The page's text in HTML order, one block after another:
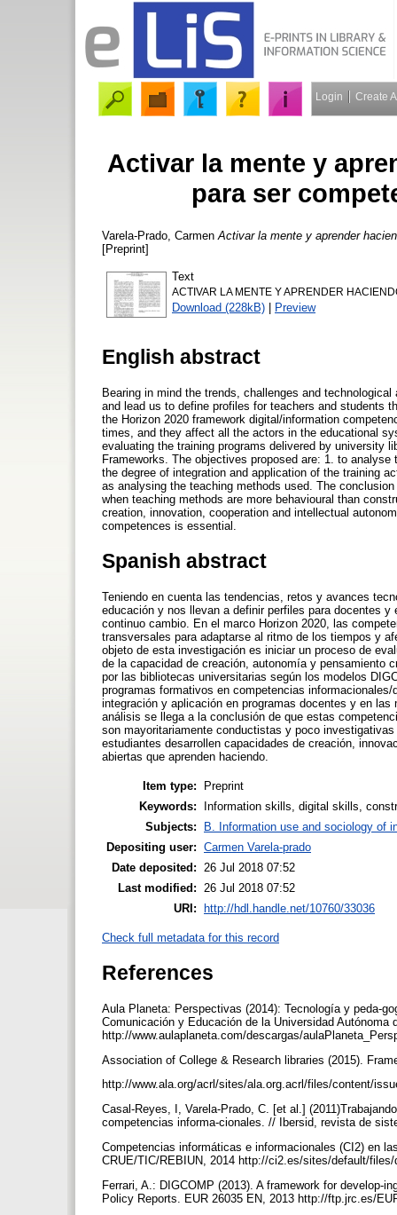
Login Create
Activar la mente y
para ser
Varela-Prado, Carmen Activar la mente y aprender
[Preprint]
Text
ACTIVAR LA MENTE Y APRENDER
Download (228kB) | Preview
English abstract
Bearing in mind the trends, challenges and
and lead us to define profiles for teachers and students
the Horizon 2020 framework digital/information
times, and they affect all the actors in the educational
evaluating the training programs delivered by university
Frameworks. The objectives proposed are: 1. to
the degree of integration and application of the training
as analysing the teaching methods used. The
when teaching methods are more behavioural than
creation, innovation, cooperation and intellectual
competences is essential.
Spanish abstract
Teniendo en cuenta las tendencias, retos y avances
educación y nos llevan a definir perfiles para docentes
continuo cambio. En el marco Horizon 2020, las
transversales para adaptarse al ritmo de los tiempos y
objeto de esta investigación es iniciar un proceso de
de la capacidad de creación, autonomía y pensamiento
por las bibliotecas universitarias según los modelos
programas formativos en competencias
integración y aplicación en programas docentes y en
análisis se llega a la conclusión de que estas
son mayoritariamente conductistas y poco
estudiantes desarrollen capacidades de creación,
abiertas que aprenden haciendo.
Item type:
Preprint
Keywords:
Information skills, digital skills,
Subjects:
B. Information use and sociology of
Depositing user: Carmen Varela-prado
Date deposited:
26 Jul 2018 07:52
Last modified:
26 Jul 2018 07:52
URI:
http://hdl.handle.net/10760/33036
Check full metadata for this record
References
Aula Planeta: Perspectivas (2014): Tecnología y peda-
Comunicación y Educación de la Universidad Autónoma
http://www.aulaplaneta.com/descargas/
Association of College & Research libraries (2015).
http://www.ala.org/acrl/sites/ala.org.acrl/files/content/
Casal-Reyes, I, Varela-Prado, C. [et al.]
competencias informa-cionales. // Ibersid, revista de
Competencias informáticas e informacionales (CI2) en
CRUE/TIC/REBIUN, 2014 http://ci2.es/sites/default/
Ferrari, A.: DIGCOMP (2013). A framework for develop-
Policy Reports. EUR 26035 EN, 2013 http://ftp.jrc.es/